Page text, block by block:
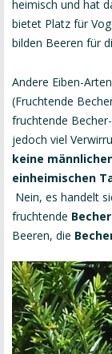
heimisch und hat
bietet Platz für
bilden Beeren für
Andere Eiben-
(Fruchtende
fruchtende
jedoch viel
keine
einheimischen
Nein, es handelt
fruchtende
Beeren, die